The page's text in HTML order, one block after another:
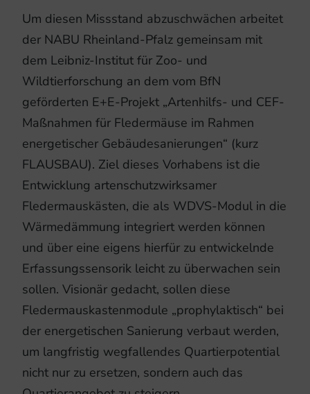
Um diesen Missstand abzuschwächen arbeitet
der NABU Rheinland-Pfalz gemeinsam mit
dem Leibniz-Institut für Zoo- und
Wildtierforschung an dem vom BfN
geförderten E+E-Projekt „Artenhilfs- und CEF-
Maßnahmen für Fledermäuse im Rahmen
energetischer Gebäudesanierungen“ (kurz
FLAUSBAU). Ziel dieses Vorhabens ist die
Entwicklung artenschutzwirksamer
Fledermauskästen, die als WDVS-Modul in die
Wärmedämmung integriert werden können
und über eine eigens hierfür zu entwickelnde
Erfassungssensorik leicht zu überwachen sein
sollen. Visionär gedacht, sollen diese
Fledermauskastenmodule „prophylaktisch“ bei
der energetischen Sanierung verbaut werden,
um langfristig wegfallendes Quartierpotential
nicht nur zu ersetzen, sondern auch das